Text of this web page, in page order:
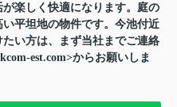
楽しく快適になります。庭の
平坦地の物件です。今池付近
い方は、まず当社までご連絡
est.com>からお願いしま